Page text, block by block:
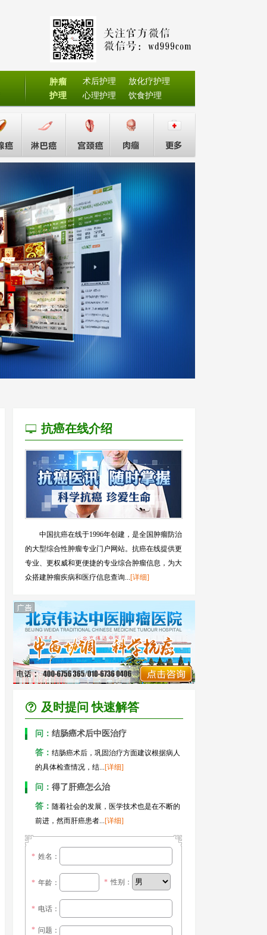
肿瘤
护理
术后护理
放化疗护理
心理护理
饮食护理
抗癌在线介绍
中国抗癌在线于1996年创建，是全国肿瘤防治
的大型综合性肿瘤专业门户网站。抗癌在线提供更
专业、更权威和更便捷的专业综合肿瘤信息，为大
众搭建肿瘤疾病和医疗信息查询...[详细]
及时提问 快速解答
问： 结肠癌术后中医治疗
答： 结肠癌术后，巩固治疗方面建议根据病人
的具体检查情况，结...[详细]
问： 得了肝癌怎么治
答： 随着社会的发展，医学技术也是在不断的
前进，然而肝癌患者...[详细]
* 姓名：
* 年龄： * 性别：
* 电话：
* 问题：